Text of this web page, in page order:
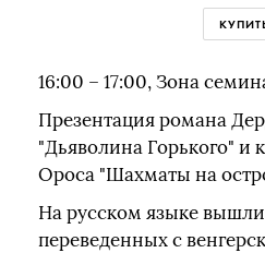
16:00 – 17:00, Зона
Презентация романа
"Дьяволина Горького" и
Ороса "Шахматы на
На русском языке вышли
переведенных с